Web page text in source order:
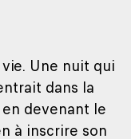
Une nuit qui
dans la
devenant le
à inscrire son